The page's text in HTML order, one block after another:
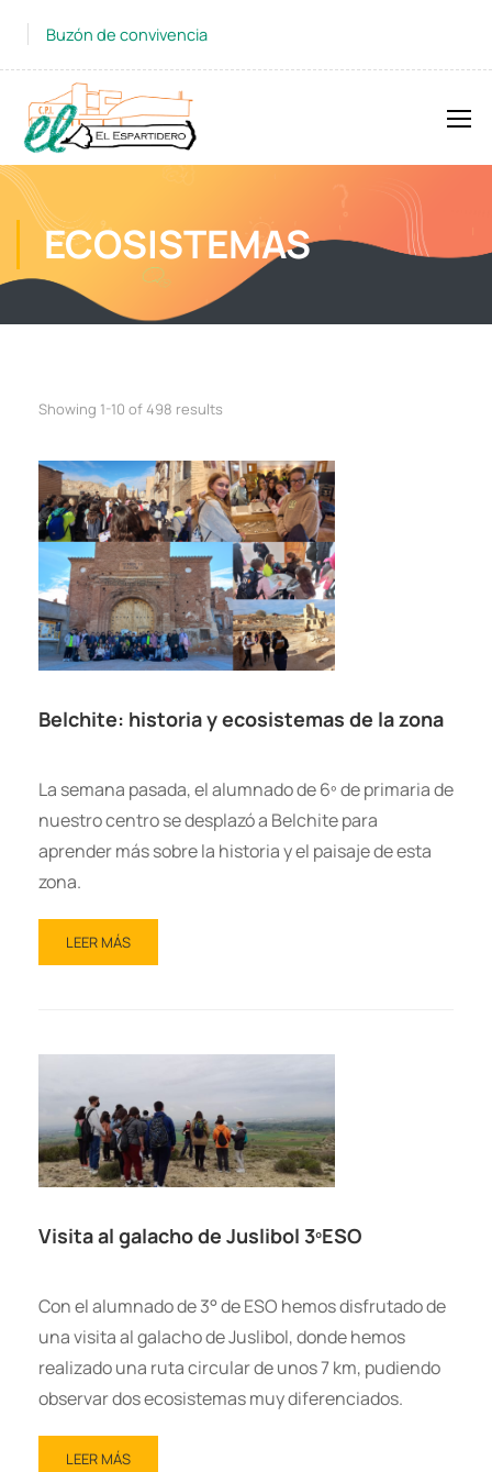
Buzón de convivencia
ECOSISTEMAS
Showing 1-10 of 498 results
Belchite: historia y ecosistemas de la zona
La semana pasada, el alumnado de 6º de primaria de
nuestro centro se desplazó a Belchite para
aprender más sobre la historia y el paisaje de esta
zona.
LEER MÁS
Visita al galacho de Juslibol 3ºESO
Con el alumnado de 3° de ESO hemos disfrutado de
una visita al galacho de Juslibol, donde hemos
realizado una ruta circular de unos 7 km, pudiendo
observar dos ecosistemas muy diferenciados.
LEER MÁS